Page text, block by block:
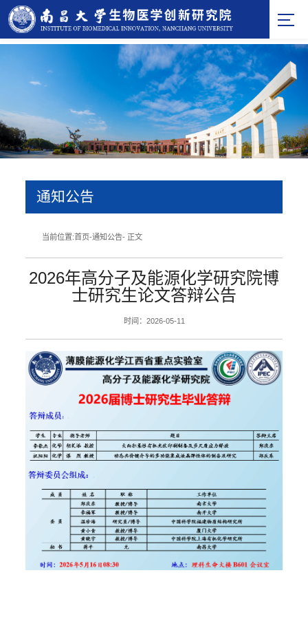
通知公告
当前位置:首页-通知公告- 正文
2026年高分子及能源化学研究院博
士研究生论文答辩公告
时间：2026-05-11